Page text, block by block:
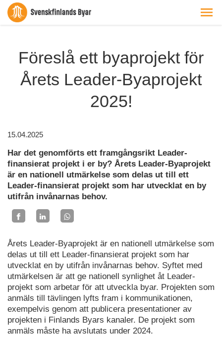
Föreslå ett byaprojekt för
Årets Leader-Byaprojekt
2025!
15.04.2025
Har det genomförts ett framgångsrikt Leader-
finansierat projekt i er by? Årets Leader-Byaprojekt
är en nationell utmärkelse som delas ut till ett
Leader-finansierat projekt som har utvecklat en by
utifrån invånarnas behov.
Årets Leader-Byaprojekt är en nationell utmärkelse som
delas ut till ett Leader-finansierat projekt som har
utvecklat en by utifrån invånarnas behov. Syftet med
utmärkelsen är att ge nationell synlighet åt Leader-
projekt som arbetar för att utveckla byar. Projekten som
anmäls till tävlingen lyfts fram i kommunikationen,
exempelvis genom att publicera presentationer av
projekten i Finlands Byars kanaler. De projekt som
anmäls måste ha avslutats under 2024.